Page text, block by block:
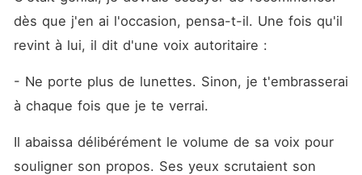
dès que j'en ai l'occasion, pensa-t-il. Une fois qu'il
revint à lui, il dit d'une voix autoritaire :
- Ne porte plus de lunettes. Sinon, je t'embrasserai
à chaque fois que je te verrai.
Il abaissa délibérément le volume de sa voix pour
souligner son propos. Ses yeux scrutaient son